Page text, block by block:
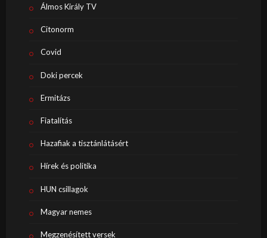
Álmos Király TV
Citonorm
Covid
Doki percek
Ermitázs
Fiatalítás
Hazafiak a tisztánlátásért
Hírek és politika
HUN csillagok
Magyar nemes
Megzenésített versek